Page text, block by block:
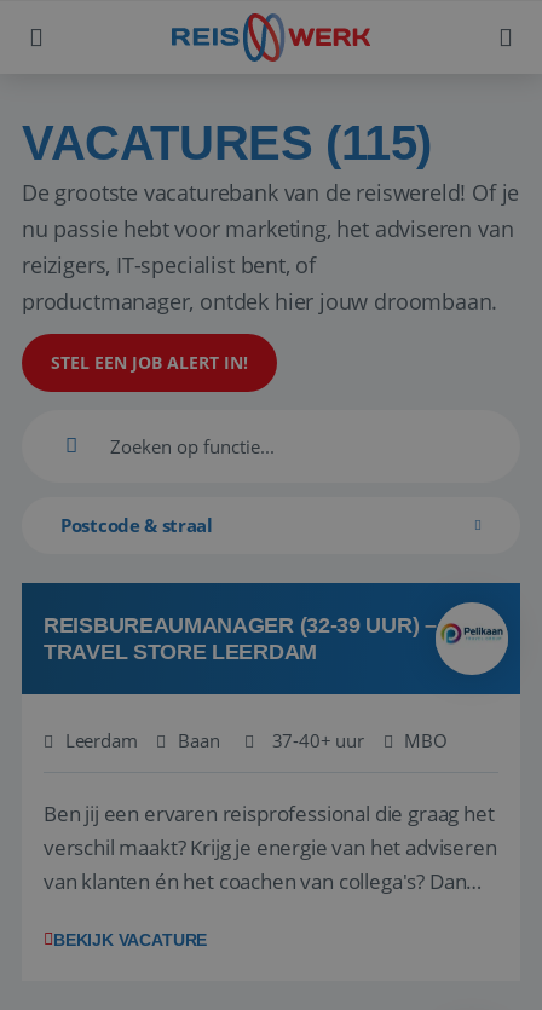
VACATURES (115)
De grootste vacaturebank van de reiswereld! Of je
nu passie hebt voor marketing, het adviseren van
reizigers, IT-specialist bent, of
productmanager, ontdek hier jouw droombaan.
STEL EEN JOB ALERT IN!
Postcode & straal
REISBUREAUMANAGER (32-39 UUR) –
TRAVEL STORE LEERDAM
Leerdam Baan 37-40+ uur MBO
Ben jij een ervaren reisprofessional die graag het
verschil maakt? Krijg je energie van het adviseren
van klanten én het coachen van collega's? Dan
(onderdeel van Pelikaan Travel Group) zoeken
BEKIJK VACATURE